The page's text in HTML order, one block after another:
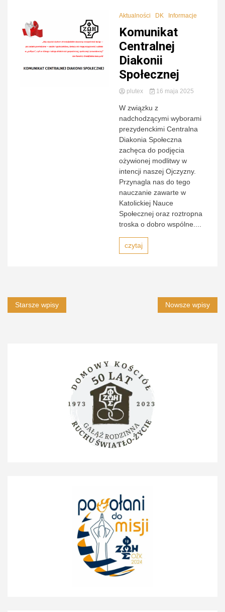
Aktualności DK Informacje
Komunikat
Centralnej
Diakonii
Społecznej
plutex 16 maja 2025
W związku z
nadchodzącymi wyborami
prezydenckimi Centralna
Diakonia Społeczna
zachęca do podjęcia
ożywionej modlitwy w
intencji naszej Ojczyzny.
Przynagla nas do tego
nauczanie zawarte w
Katolickiej Nauce
Społecznej oraz roztropna
troska o dobro wspólne....
czytaj
Nawigacja
Starsze wpisy Nowsze wpisy